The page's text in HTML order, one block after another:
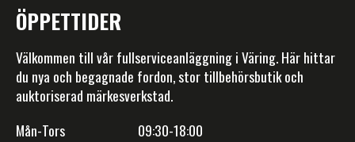
ÖPPETTIDER
Välkommen till vår fullserviceanläggning i Väring. Här hittar
du nya och begagnade fordon, stor tillbehörsbutik och
auktoriserad märkesverkstad.
Mån-Tors 09:30-18:00